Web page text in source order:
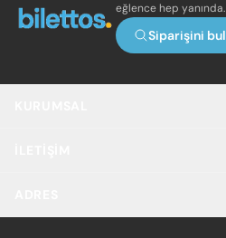
eğlence hep yanında.
Siparişini bul